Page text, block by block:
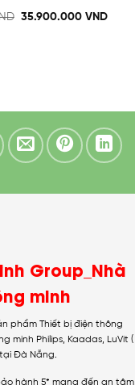
35.900.000VND
Group_Nhà
minh
phẩm Thiết bị điện thông
minh Philips, Kaadas, LuVit (
tại Đà Nẵng.
hành 5* mang đến an tâm